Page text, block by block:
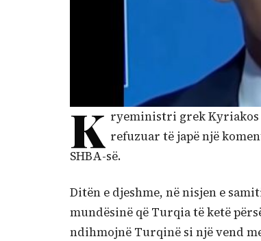
K ryeministri grek Kyriakos
refuzuar të japë një
SHBA-së.
Ditën e djeshme, në nisjen e
mundësinë që Turqia të ketë
ndihmojnë Turqinë si një vend